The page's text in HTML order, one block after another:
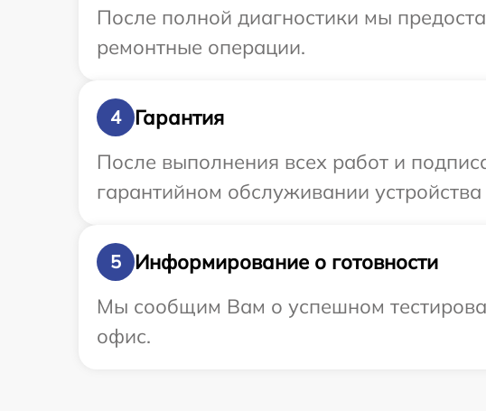
После полной диагностики мы
ремонтные операции.
4
Гарантия
После выполнения всех работ и
гарантийном обслуживании
5
Информирование о готовности
Мы сообщим Вам о успешном
офис.